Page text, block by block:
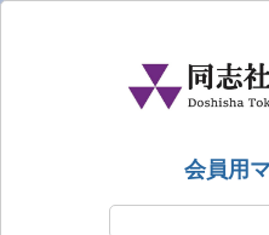
会員用